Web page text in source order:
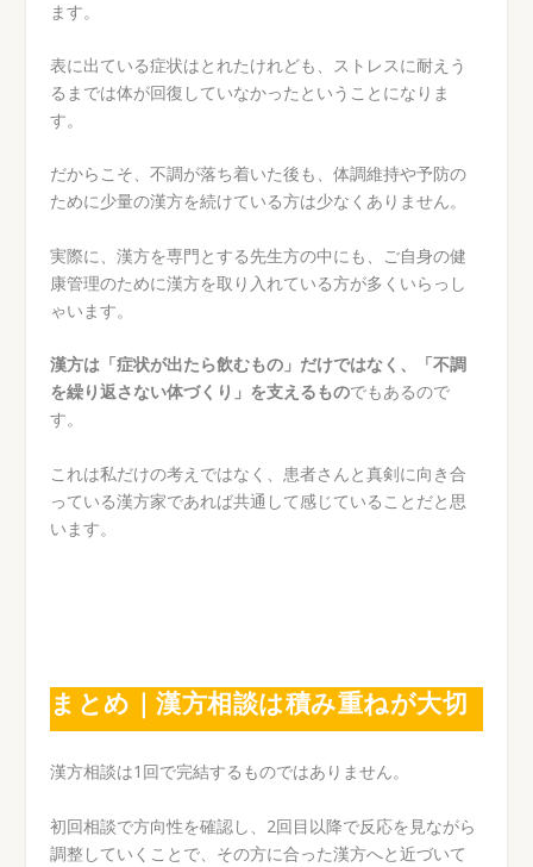
ます。
表に出ている症状はとれたけれども、ストレスに耐えう
るまでは体が回復していなかったということになりま
す。
だからこそ、不調が落ち着いた後も、体調維持や予防の
ために少量の漢方を続けている方は少なくありません。
実際に、漢方を専門とする先生方の中にも、ご自身の健
康管理のために漢方を取り入れている方が多くいらっし
ゃいます。
漢方は「症状が出たら飲むもの」だけではなく、「不調
を繰り返さない体づくり」を支えるものでもあるので
す。
これは私だけの考えではなく、患者さんと真剣に向き合
っている漢方家であれば共通して感じていることだと思
います。
まとめ｜漢方相談は積み重ねが大切
漢方相談は1回で完結するものではありません。
初回相談で方向性を確認し、2回目以降で反応を見ながら
調整していくことで、その方に合った漢方へと近づいて